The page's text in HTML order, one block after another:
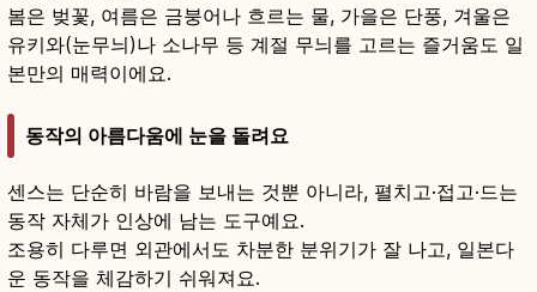
봄은 벚꽃, 여름은 금붕어나 흐르는 물, 가을은 단풍, 겨울은
유키와(눈무늬)나 소나무 등 계절 무늬를 고르는 즐거움도 일
본만의 매력이에요.
동작의 아름다움에 눈을 돌려요
센스는 단순히 바람을 보내는 것뿐 아니라, 펼치고·접고·드는
동작 자체가 인상에 남는 도구예요.
조용히 다루면 외관에서도 차분한 분위기가 잘 나고, 일본다
운 동작을 체감하기 쉬워져요.